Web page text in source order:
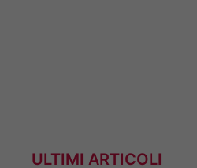
ULTIMI ARTICOLI